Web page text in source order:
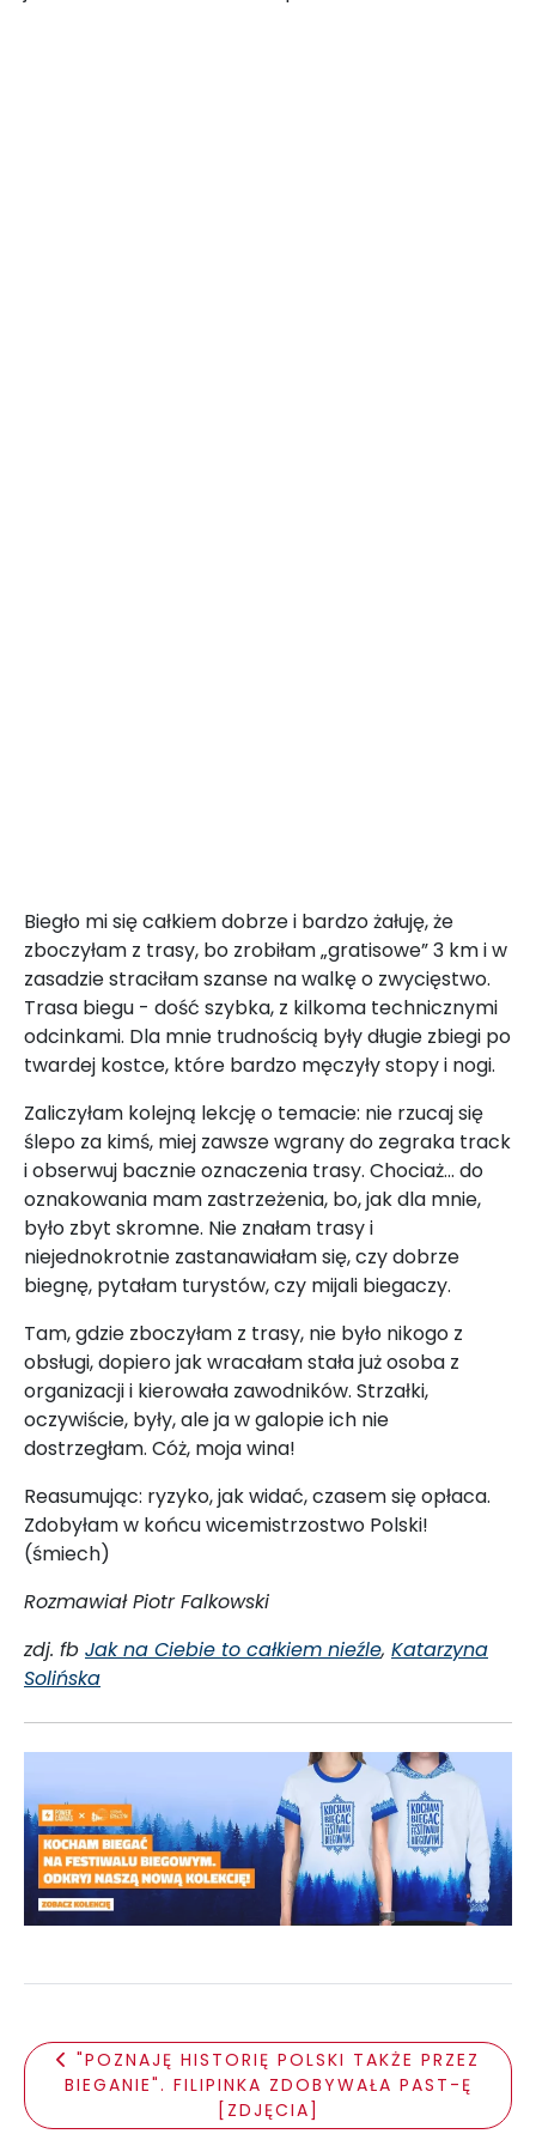
Biegło mi się całkiem dobrze i bardzo żałuję, że
zboczyłam z trasy, bo zrobiłam „gratisowe” 3 km i w
zasadzie straciłam szanse na walkę o zwycięstwo.
Trasa biegu - dość szybka, z kilkoma technicznymi
odcinkami. Dla mnie trudnością były długie zbiegi po
twardej kostce, które bardzo męczyły stopy i nogi.
Zaliczyłam kolejną lekcję o temacie: nie rzucaj się
ślepo za kimś, miej zawsze wgrany do zegraka track
i obserwuj bacznie oznaczenia trasy. Chociaż... do
oznakowania mam zastrzeżenia, bo, jak dla mnie,
było zbyt skromne. Nie znałam trasy i
niejednokrotnie zastanawiałam się, czy dobrze
biegnę, pytałam turystów, czy mijali biegaczy.
Tam, gdzie zboczyłam z trasy, nie było nikogo z
obsługi, dopiero jak wracałam stała już osoba z
organizacji i kierowała zawodników. Strzałki,
oczywiście, były, ale ja w galopie ich nie
dostrzegłam. Cóż, moja wina!
Reasumując: ryzyko, jak widać, czasem się opłaca.
Zdobyłam w końcu wicemistrzostwo Polski!
(śmiech)
Rozmawiał Piotr Falkowski
zdj. fb Jak na Ciebie to całkiem nieźle, Katarzyna
Solińska
"POZNAJĘ HISTORIĘ POLSKI TAKŻE PRZEZ
BIEGANIE". FILIPINKA ZDOBYWAŁA PAST-Ę
[ZDJĘCIA]